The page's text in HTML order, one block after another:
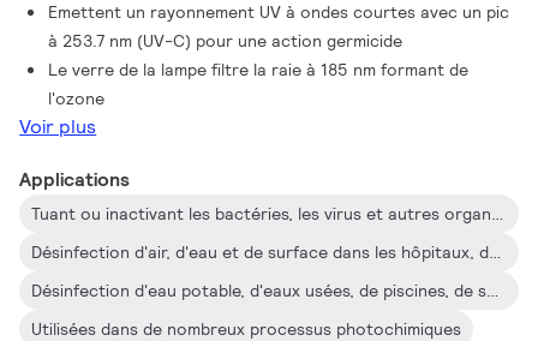
Emettent un rayonnement UV à ondes courtes avec un pic
à 253.7 nm (UV-C) pour une action germicide
Le verre de la lampe filtre la raie à 185 nm formant de
l'ozone
Voir plus
Applications
Tuant ou inactivant les bactéries, les virus et autres organismes primitifs
Désinfection d'air, d'eau et de surface dans les hôpitaux, dans les environnements de recherche bactériologique et pharmaceutique, et pour les industries agro-alimentaires comme les laiteries, les brasseries et les boulangeries
Désinfection d'eau potable, d'eaux usées, de piscines, de systèmes de climatisation, de chambres froides, de matériel d'emballage etc.
Utilisées dans de nombreux processus photochimiques